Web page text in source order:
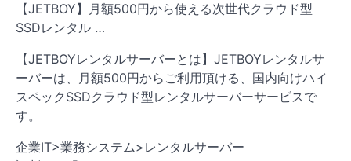
【JETBOY】月額500円から使える次世代クラウド型
SSDレンタル …
【JETBOYレンタルサーバーとは】JETBOYレンタルサ
ーバーは、月額500円からご利用頂ける、国内向けハイ
スペックSSDクラウド型レンタルサーバーサービスで
す。
企業IT>業務システム>レンタルサーバー